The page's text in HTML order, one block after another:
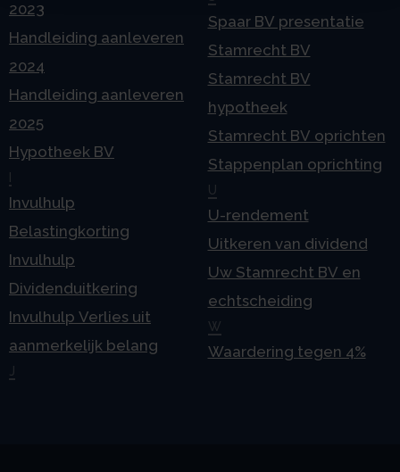
2023
Handleiding aanleveren
2024
Handleiding aanleveren
2025
Hypotheek BV
Invulhulp
Belastingkorting
Invulhulp
Dividenduitkering
Invulhulp Verlies uit
aanmerkelijk belang
Spaar BV presentatie
Stamrecht BV
Stamrecht BV
hypotheek
Stamrecht BV oprichten
Stappenplan oprichting
U
U-rendement
Uitkeren van dividend
Uw Stamrecht BV en
echtscheiding
W
Waardering tegen 4%